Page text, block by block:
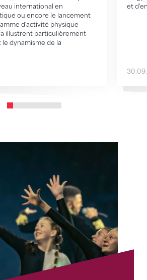
international en
ou encore le lancement
d'activité physique
illustrent particulièrement
dynamisme de la
et